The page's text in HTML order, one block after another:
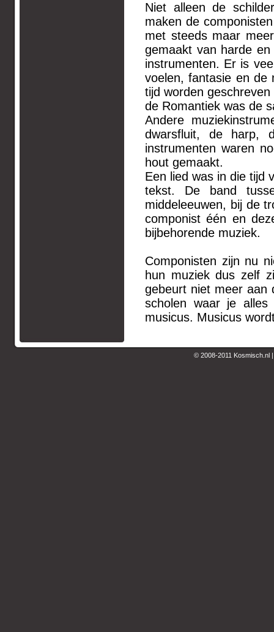
Niet alleen de
maken de
met steeds maar
gemaakt van harde
instrumenten. Er is
voelen, fantasie en de
tijd worden
de Romantiek was de
Andere
dwarsfluit, de harp,
instrumenten waren
hout gemaakt.
Een lied was in die tijd
tekst. De band
middeleeuwen, bij de
componist één en
bijbehorende muziek.
Componisten zijn nu
hun muziek dus zelf
gebeurt niet meer aan
scholen waar je
musicus. Musicus
© 2008-2011 Kosmisch.nl